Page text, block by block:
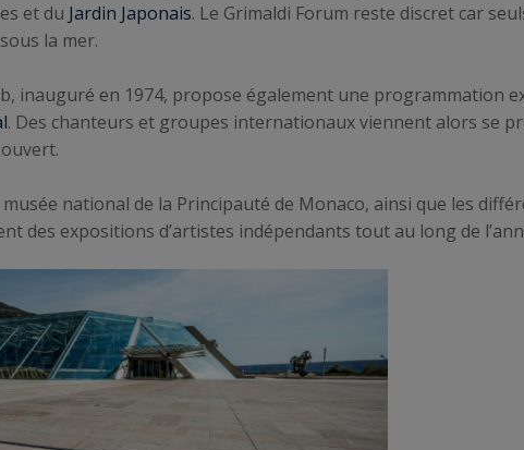
et du Jardin Japonais. Le Grimaldi Forum reste discret car
la mer.
inauguré en 1974, propose également une programmation
. Des chanteurs et groupes internationaux viennent alors se
musée national de la Principauté de Monaco, ainsi que les
des expositions d’artistes indépendants tout au long de